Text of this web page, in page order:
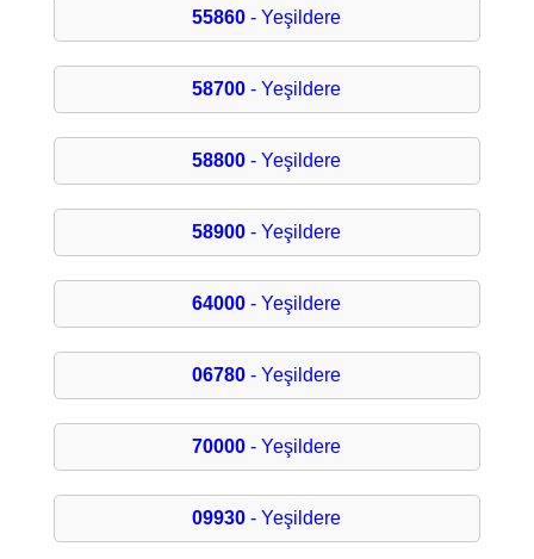
55860 - Yeşildere
58700 - Yeşildere
58800 - Yeşildere
58900 - Yeşildere
64000 - Yeşildere
06780 - Yeşildere
70000 - Yeşildere
09930 - Yeşildere